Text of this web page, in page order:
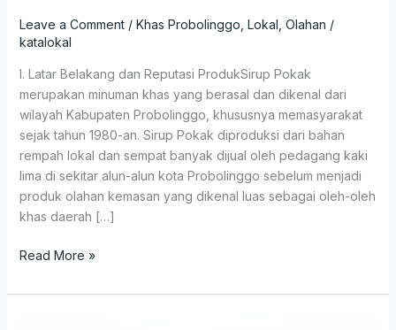
Leave a Comment / Khas Probolinggo Lokal Olahan /
katalokal
I. Latar Belakang dan Reputasi ProdukSirup Pokak
merupakan minuman khas yang berasal dan dikenal dari
wilayah Kabupaten Probolinggo, khususnya memasyarakat
sejak tahun 1980-an. Sirup Pokak diproduksi dari bahan
rempah lokal dan sempat banyak dijual oleh pedagang kaki
lima di sekitar alun-alun kota Probolinggo sebelum menjadi
produk olahan kemasan yang dikenal luas sebagai oleh-oleh
khas daerah […]
Read More »